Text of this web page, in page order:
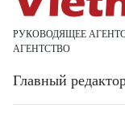
РУКОВОДЯЩЕЕ
АГЕНТСТВО
Главный